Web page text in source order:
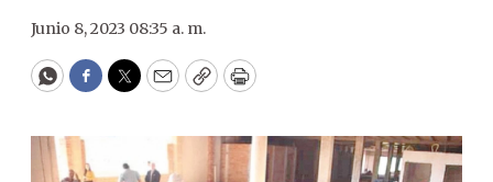
Junio 8, 2023 08:35 a. m.
WhatsApp
Facebook
Twitter
EmailCopyPrint